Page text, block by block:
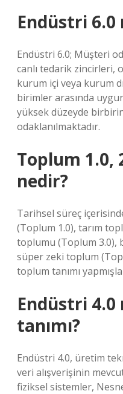
Endüstri 6.0
Endüstri 6.0; Müşteri
canlı tedarik zincirleri,
kurum içi veya kurum
birimler arasında
yüksek düzeyde
odaklanılmaktadır.
Toplum 1.0,
nedir?
Tarihsel süreç
(Toplum 1.0), tarım
toplumu (Toplum 3.0),
süper zeki toplum
toplum tanımı
Endüstri 4.0
tanımı?
Endüstri 4.0, üretim
veri alışverişinin
fiziksel sistemler,